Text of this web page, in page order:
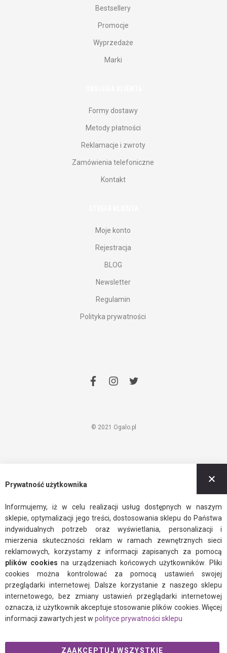
Bestsellery
Promocje
Wyprzedaże
Marki
Formy dostawy
Metody płatności
Reklamacje i zwroty
Zamówienia telefoniczne
Kontakt
Moje konto
Rejestracja
BLOG
Newsletter
Regulamin
Polityka prywatności
facebook
instagram
twitter
© 2021 Ogalo.pl
Prywatność użytkownika
Informujemy, iż w celu realizacji usług dostępnych w naszym
sklepie, optymalizacji jego treści, dostosowania sklepu do Państwa
indywidualnych potrzeb oraz wyświetlania, personalizacji i
mierzenia skuteczności reklam w ramach zewnętrznych sieci
reklamowych, korzystamy z informacji zapisanych za pomocą
plików cookiesna urządzeniach końcowych użytkowników. Pliki
cookies można kontrolować za pomocą ustawień swojej
przeglądarki internetowej. Dalsze korzystanie z naszego sklepu
internetowego, bez zmiany ustawień przeglądarki internetowej
oznacza, iż użytkownik akceptuje stosowanie plików cookies. Więcej
informacji zawartych jest w polityce prywatności sklepu
ZAAKCEPTUJ WSZYSTKIE